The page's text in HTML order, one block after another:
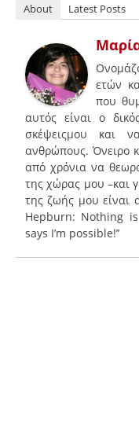
About Latest Posts
ετών
που
αυτός είναι ο
σκέψειςμου και
ανθρώπους. Όνειρο
από χρόνια να
της χώρας μου –και
της ζωής μου είναι
Hepburn: Nothing
says I’m possible!’’